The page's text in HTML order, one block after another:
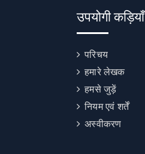
उपयोगी कड़ियाँ
परिचय
हमारे लेखक
हमसे जुड़ें
नियम एवं शर्तें
अस्वीकरण